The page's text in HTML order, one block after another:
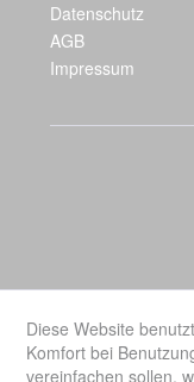
Datenschutz
AGB
Impressum
Diese Website
Komfort bei
vereinfachen sollen,